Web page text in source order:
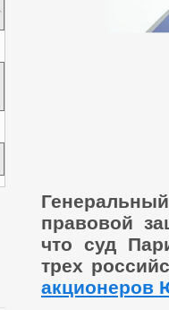
правовой
что суд
трех
акционеров